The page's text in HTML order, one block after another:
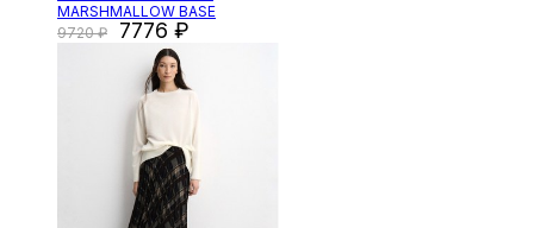
MARSHMALLOW BASE
9720
7776